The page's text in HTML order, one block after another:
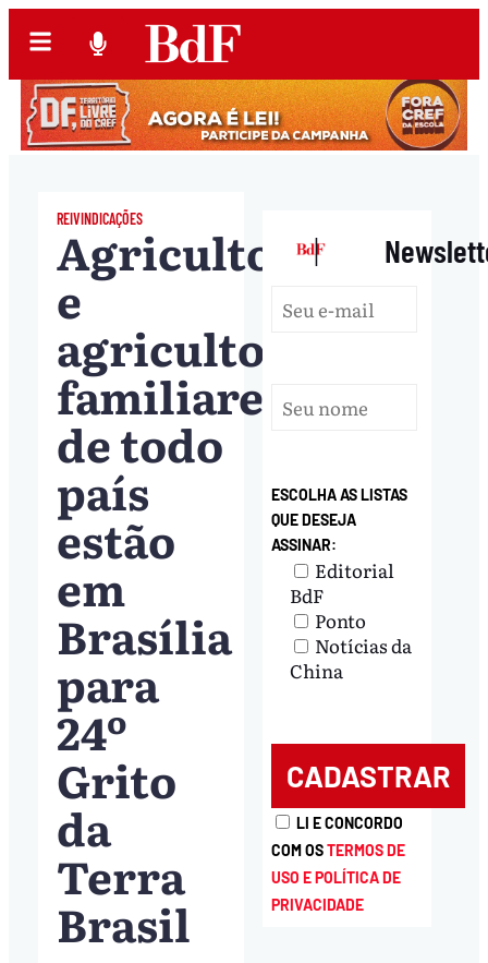
REIVINDICAÇÕES
Agricultores
e
agricultoras
familiares
de todo
país
estão
em
Brasília
para
24º
Grito
da
Terra
Brasil
|
ESCOLHA AS LISTAS
QUE DESEJA
ASSINAR:
Editorial
BdF
Ponto
Notícias da
China
LI E CONCORDO
COM OSTERMOS DE
USO E POLÍTICA DE
PRIVACIDADE